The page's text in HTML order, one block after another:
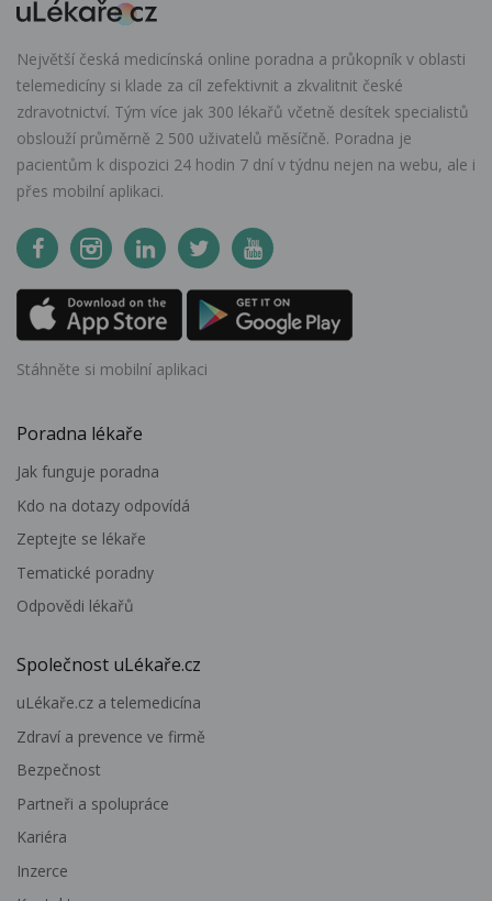
Největší česká medicínská online poradna a průkopník v oblasti
telemedicíny si klade za cíl zefektivnit a zkvalitnit české
zdravotnictví. Tým více jak 300 lékařů včetně desítek specialistů
obslouží průměrně 2 500 uživatelů měsíčně. Poradna je
pacientům k dispozici 24 hodin 7 dní v týdnu nejen na webu, ale i
přes mobilní aplikaci.
Stáhněte si mobilní aplikaci
Poradna lékaře
Jak funguje poradna
Kdo na dotazy odpovídá
Zeptejte se lékaře
Tematické poradny
Odpovědi lékařů
Společnost uLékaře.cz
uLékaře.cz a telemedicína
Zdraví a prevence ve firmě
Bezpečnost
Partneři a spolupráce
Kariéra
Inzerce